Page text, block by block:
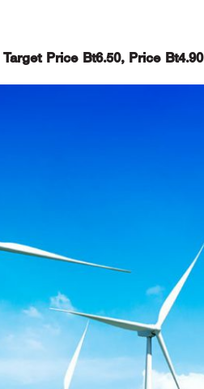
Price Bt6.50, Price Bt4.90